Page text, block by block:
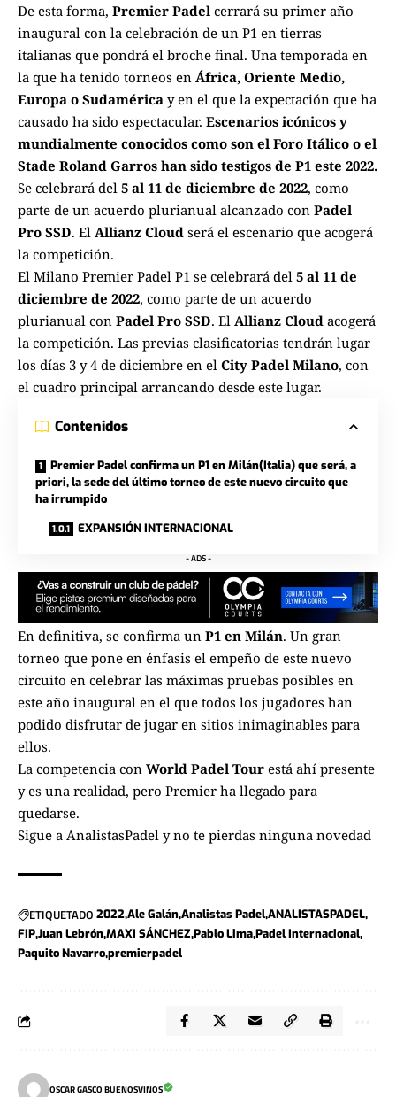
De esta forma, Premier Padel cerrará su primer año
inaugural con la celebración de un P1 en tierras
italianas que pondrá el broche final. Una temporada en
la que ha tenido torneos en África, Oriente Medio,
Europa o Sudamérica y en el que la expectación que ha
causado ha sido espectacular. Escenarios icónicos y
mundialmente conocidos como son el Foro Itálico o el
Stade Roland Garros han sido testigos de P1 este 2022.
Se celebrará del 5 al 11 de diciembre de 2022, como
parte de un acuerdo plurianual alcanzado con Padel
Pro SSD. El Allianz Cloud será el escenario que acogerá
la competición.
El Milano Premier Padel P1 se celebrará del 5 al 11 de
diciembre de 2022, como parte de un acuerdo
plurianual con Padel Pro SSD. El Allianz Cloud acogerá
la competición. Las previas clasificatorias tendrán lugar
los días 3 y 4 de diciembre en el City Padel Milano, con
el cuadro principal arrancando desde este lugar.
Contenidos
Premier Padel confirma un P1 en Milán(Italia) que será, a
priori, la sede del último torneo de este nuevo circuito que
ha irrumpido
EXPANSIÓN INTERNACIONAL
- ADS -
En definitiva, se confirma un P1 en Milán. Un gran
torneo que pone en énfasis el empeño de este nuevo
circuito en celebrar las máximas pruebas posibles en
este año inaugural en el que todos los jugadores han
podido disfrutar de jugar en sitios inimaginables para
ellos.
La competencia con World Padel Tour está ahí presente
y es una realidad, pero Premier ha llegado para
quedarse.
Sigue a AnalistasPadel y no te pierdas ninguna novedad
ETIQUETADO 2022Ale GalánAnalistas PadelANALISTASPADEL
FIPJuan LebrónMAXI SÁNCHEZ Pablo LimaPadel Internacional
Paquito Navarropremierpadel
OSCAR GASCO BUENOSVINOS